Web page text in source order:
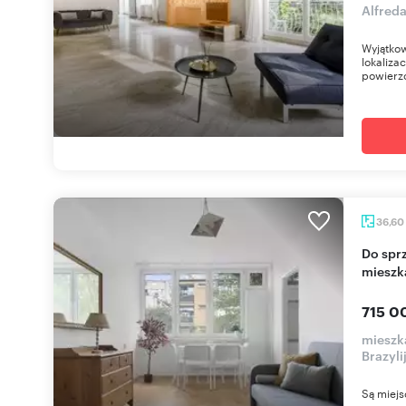
36,60
Do sprzedania przestronne 2-pokojowe
715
Są